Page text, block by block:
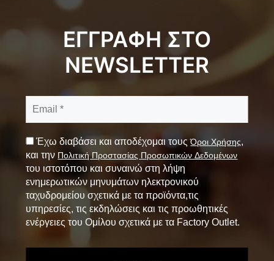
ΕΓΓΡΑΦΗ ΣΤΟ
NEWSLETTER
Έχω διαβάσει και αποδέχομαι τουςΌροι Χρήσης,
και την Πολιτική Προστασίας Προσωπικών Δεδομένων
του ιστοτόπου και συναινώ στη λήψη
ενημερωτικών μηνυμάτων ηλεκτρονικού
ταχυδρομείου σχετικά με τα προϊόντα,τις
υπηρεσίες, τις εκδηλώσεις και τις προωθητικές
ενέργειες του Ομίλου σχετικά με τα Factory Outlet.